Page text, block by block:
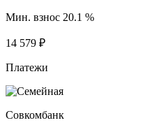
Мин. взнос 20.1 %
14 579 ₽
Платежи
Совкомбанк